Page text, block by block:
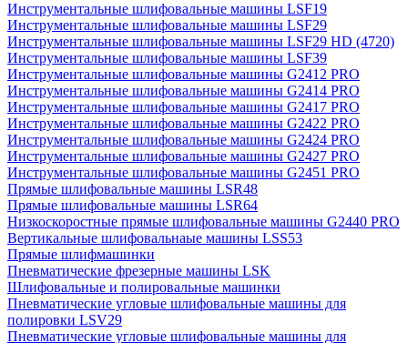
Инструментальные шлифовальные машины LSF19
Инструментальные шлифовальные машины LSF29
Инструментальные шлифовальные машины LSF29 HD (4720)
Инструментальные шлифовальные машины LSF39
Инструментальные шлифовальные машины G2412 PRO
Инструментальные шлифовальные машины G2414 PRO
Инструментальные шлифовальные машины G2417 PRO
Инструментальные шлифовальные машины G2422 PRO
Инструментальные шлифовальные машины G2424 PRO
Инструментальные шлифовальные машины G2427 PRO
Инструментальные шлифовальные машины G2451 PRO
Прямые шлифовальные машины LSR48
Прямые шлифовальные машины LSR64
Низкоскоростные прямые шлифовальные машины G2440 PRO
Вертикальные шлифовальнаые машины LSS53
Прямые шлифмашинки
Пневматические фрезерные машины LSK
Шлифовальные и полировальные машинки
Пневматические угловые шлифовальные машины для
полировки LSV29
Пневматические угловые шлифовальные машины для